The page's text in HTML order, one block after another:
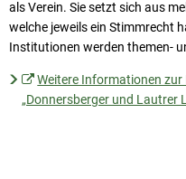
als Verein. Sie setzt sich aus
welche jeweils ein Stimmrecht
Institutionen werden themen-
Weitere Informationen
„Donnersberger und Lautrer